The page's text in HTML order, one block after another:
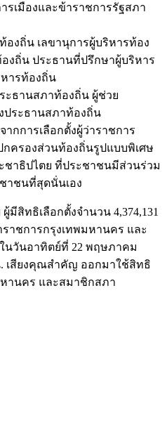
รเมืองและข้าราชการรัฐสภา
องถิ่น เลขานุการผู้บริหารท้อง
งถิ่น ประธานที่ปรึกษาผู้บริหาร
ารท้องถิ่น
ะธานสภาท้องถิ่น ผู้ช่วย
ประธานสภาท้องถิ่น
ากการเลือกตั้งผู้ว่าราชการ
ครองส่วนท้องถิ่นรูปแบบพิเศษ
ชาธิปไตย ที่ประชาชนมีส่วนร่วม
าชนที่สุดนั่นเอง
สิทธิเลือกตั้งจำนวน 4,374,131
าชการกรุงเทพมหานคร และ
นวันอาทิตย์ที่ 22 พฤษภาคม
น. เสียงคุณสำคัญ ออกมาใช้สิทธิ
หานคร และสมาชิกสภา